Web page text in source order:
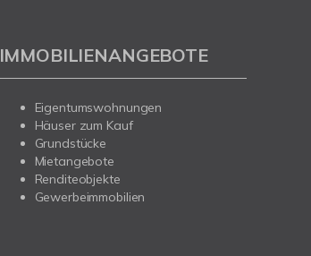
IMMOBILIENANGEBOTE
Eigentumswohnungen
Häuser zum Kauf
Grundstücke
Mietangebote
Renditeobjekte
Gewerbeimmobilien